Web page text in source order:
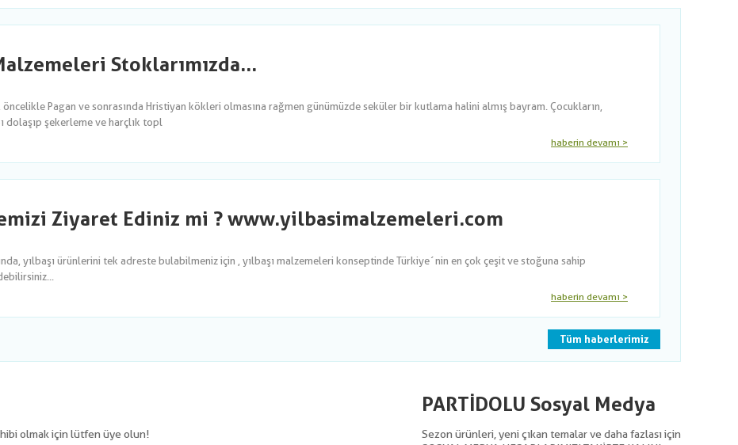
Stoklarımızda...
Pagan ve sonrasında Hristiyan kökleri olmasına rağmen günümüzde seküler bir kutlama halini almış bayram. Çocukların,
dolaşıp şekerleme ve harçlık topl
haberin devamı >
Ziyaret Ediniz mi ? www.yilbasimalzemeleri.com
yılbaşı ürünlerini tek adreste bulabilmeniz için , yılbaşı malzemeleri konseptinde Türkiye´nin en çok çeşit ve stoğuna sahip
haberin devamı >
Tüm haberlerimiz
olmak için lütfen üye olun!
PARTİDOLU Sosyal Medya
Sezon ürünleri, yeni çıkan temalar ve daha fazlası için